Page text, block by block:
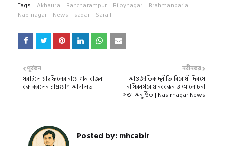
Tags Akhaura Bancharampur Bijoynagar
Brahmanbaria
Nabinagar
News sadar Sarail
নবীনতর
আন্তর্জাতিক দুর্নীতি বিরোধী দিবসে
নাসিরনগরে মানববন্ধন ও আলোচনা
সভা অনুষ্ঠিত | Nasirnagar News
পূর্বতন
সরাইলে মাহফিলের নামে গান-বাজনা
বন্ধ করলেন ভ্রাম্যমাণ আদালত
Posted by:mhcabir